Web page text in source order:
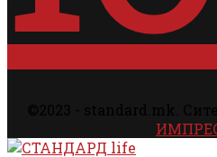
Facebook
Instagram
Email
Rss